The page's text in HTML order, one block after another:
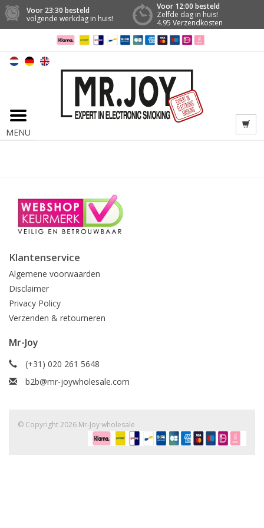
Voor 23:30 besteld
volgende werkdag in huis!
Voor 12:00 besteld
Zelfde dag in huis!
4.95 Verzendkosten
MENU
Klantenservice
Algemene voorwaarden
Disclaimer
Privacy Policy
Verzenden & retourneren
Mr-Joy
(+31) 020 261 5648
b2b@mr-joywholesale.com
© Copyright 2026 Mr-Joy wholesale